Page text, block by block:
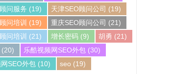
问服务 (19) 天津SEO顾问公司 (19)
问培训 (19) 重庆SEO顾问公司 (21)
问培训 (21) 增长密码 (9) 胡勇 (21)
(20) 乐酷视频网SEO外包 (30)
SEO外包 (10) seo (19)